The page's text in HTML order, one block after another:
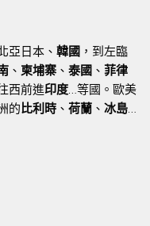
亞日本、 韓國 ，到左臨
、 柬埔寨 、 泰國 、 菲律
西前進印度…等國。歐美
的比利時 、 荷蘭 、 冰島…